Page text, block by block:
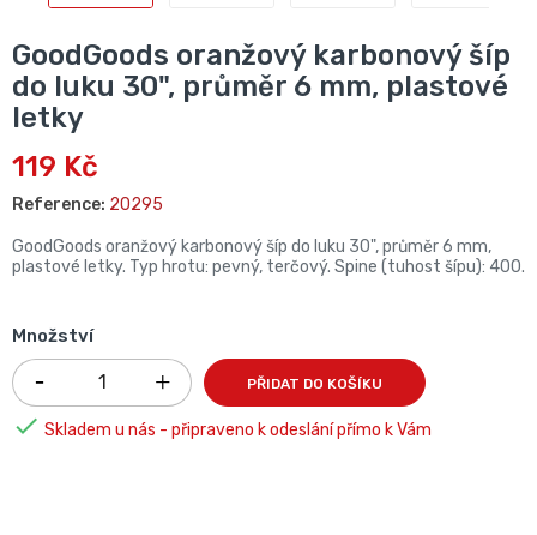
GoodGoods oranžový karbonový šíp
do luku 30", průměr 6 mm, plastové
letky
119 Kč
Reference: 20295
GoodGoods oranžový karbonový šíp do luku 30", průměr 6 mm,
plastové letky. Typ hrotu: pevný, terčový. Spine (tuhost šípu): 400.
Množství
PŘIDAT DO KOŠÍKU
 Skladem u nás - připraveno k odeslání přímo k Vám